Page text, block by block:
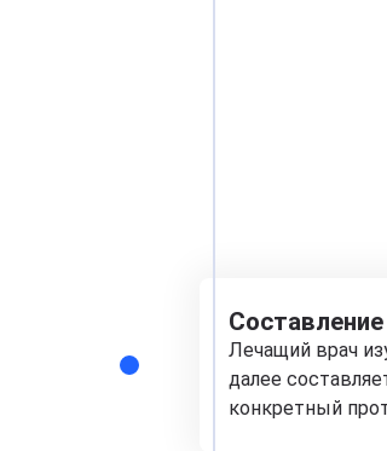
Лечащий врач
далее
конкретный